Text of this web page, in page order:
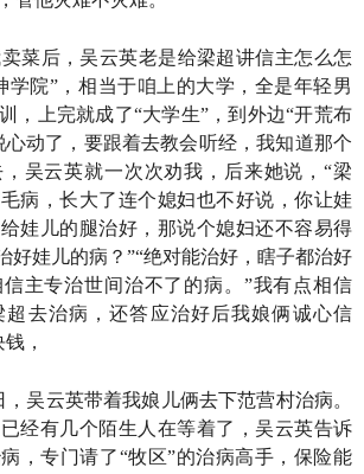
菜后，吴云英老是给梁超讲信主怎么怎
学院”，相当于咱上的大学，全是年轻男
，上完就成了“大学生”，到外边“开荒布
心动了，要跟着去教会听经，我知道那个
吴云英就一次次劝我，后来她说，“梁
病，长大了连个媳妇也不好说，你让娃
娃儿的腿治好，那说个媳妇还不容易得
好娃儿的病？”“绝对能治好，瞎子都治好
主专治世间治不了的病。”我有点相信
超去治病，还答应治好后我娘俩诚心信
，
吴云英带着我娘儿俩去下范营村治病。
经有几个陌生人在等着了，吴云英告诉
，专门请了“牧区”的治病高手，保险能